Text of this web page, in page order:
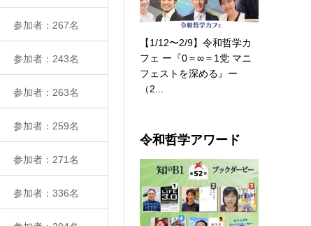
参加者：267名
参加者：243名
参加者：263名
参加者：259名
参加者：271名
参加者：336名
【1/12〜2/9】令和哲学カ
フェ ー『0＝∞＝1党 マニ
フェストを深める』ー
（2...
令和哲学アワード